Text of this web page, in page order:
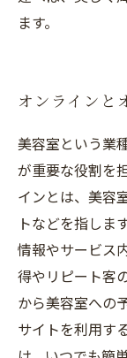
ます。
オンラインと
美容室という業
が重要な役割を
インとは、美容
トなどを指しま
情報やサービス
得やリピート客
から美容室への
サイトを利用す